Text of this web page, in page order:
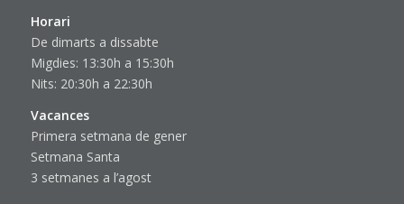
Horari
De dimarts a dissabte
Migdies: 13:30h a 15:30h
Nits: 20:30h a 22:30h
Vacances
Primera setmana de gener
Setmana Santa
3 setmanes a l’agost